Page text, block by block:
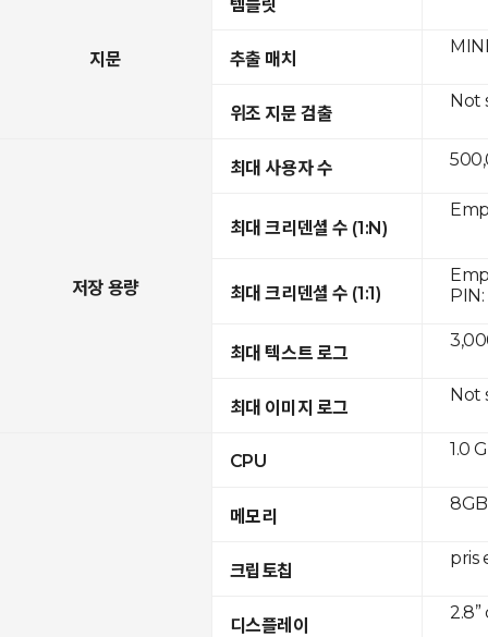
지문
템플릿
추출 매치
위조 지문 검출
저장 용량
최대 사용자 수
최대 크리덴셜 수 (1:N)
최대 크리덴셜 수 (1:1)
최대 텍스트 로그
최대 이미지 로그
CPU
메모리
크립토칩
디스플레이
Not
Not
1.0
pris
2.8”